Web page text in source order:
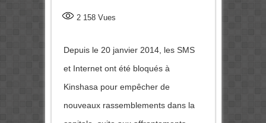
2 158Vues
Depuis le 20 janvier 2014, les SMS
et Internet ont été bloqués à
Kinshasa pour empêcher de
nouveaux rassemblements dans la